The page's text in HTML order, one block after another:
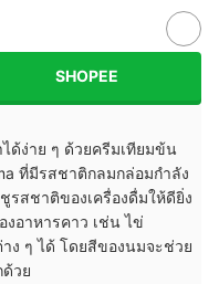
SHOPEE
ด้ง่าย ๆ ด้วยครีมเทียมข้น
ที่มีรสชาติกลมกล่อมกำลัง
สชาติของเครื่องดื่มให้ดียิ่ง
อาหารคาว เช่น ไข่
ง ๆ ได้ โดยสีของนมจะช่วย
วย